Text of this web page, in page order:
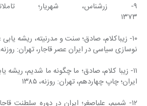
۹- زرشناس، شهریار؛
۱۳۷۳
۱۰- زیباکلام، صادق؛ سنت و مدرنیته، ریشه
نوسازی سیاسی در ایران عصر قاجار، تهران: روزنه،
۱۱- زیبا کلام، صادق؛ ما چگونه ما شدیم، ریشه
ایران؛ چاپ چهاردهم، تهران: روزنه، ۱۳۸۵
۱۲- شمیم، علیاصغر؛ ایران در دوره سلطنت